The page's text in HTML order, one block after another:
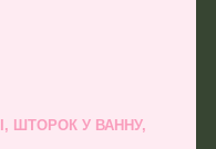
ШТОРОК У ВАННУ,